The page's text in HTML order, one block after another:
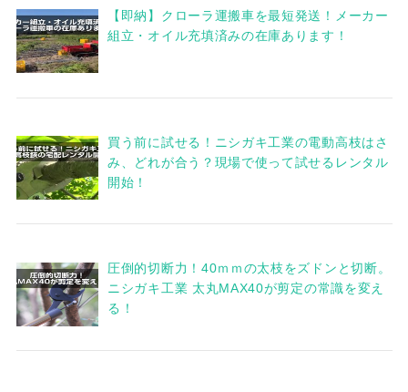
【即納】クローラ運搬車を最短発送！メーカー
組立・オイル充填済みの在庫あります！
買う前に試せる！ニシガキ工業の電動高枝はさ
み、どれが合う？現場で使って試せるレンタル
開始！
圧倒的切断力！40ｍｍの太枝をズドンと切断。
ニシガキ工業 太丸MAX40が剪定の常識を変え
る！